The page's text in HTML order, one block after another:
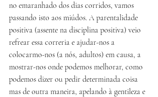
no emaranhado dos dias corridos, vamos
passando isto aos miúdos. A parentalidade
positiva (assente na disciplina positiva) veio
refrear essa correria e ajudar-nos a
colocarmo-nos (a nós, adultos) em causa, a
mostrar-nos onde podemos melhorar, como
podemos dizer ou pedir determinada coisa
mas de outra maneira, apelando à gentileza e